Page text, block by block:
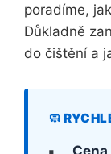
poradíme,
Důkladně
do čištění a